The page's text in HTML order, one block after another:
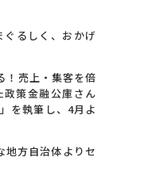
るしく、おかげ
！売上・集客を倍
策金融公庫さん
を執筆し、4月よ
地方自治体よりセ